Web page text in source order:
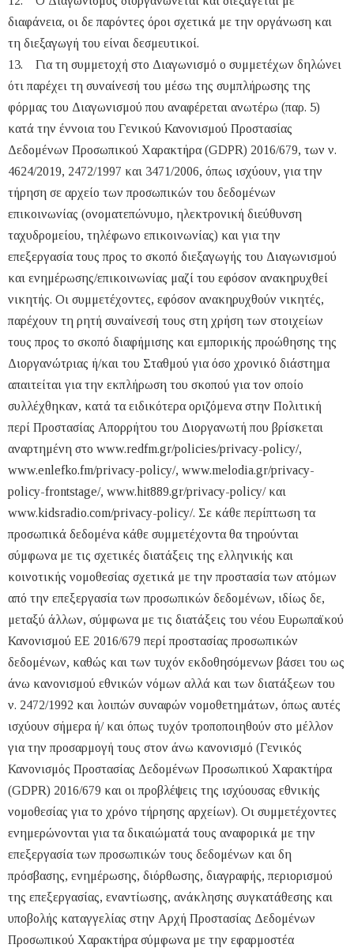
διαφάνεια, οι δε παρόντες όροι σχετικά με την οργάνωση και
τη διεξαγωγή του είναι δεσμευτικοί.
13. Για τη συμμετοχή στο Διαγωνισμό ο συμμετέχων δηλώνει
ότι παρέχει τη συναίνεσή του μέσω της συμπλήρωσης της
φόρμας του Διαγωνισμού που αναφέρεται ανωτέρω (παρ. 5)
κατά την έννοια του Γενικού Κανονισμού Προστασίας
Δεδομένων Προσωπικού Χαρακτήρα (GDPR) 2016/679, των ν.
4624/2019, 2472/1997 και 3471/2006, όπως ισχύουν, για την
τήρηση σε αρχείο των προσωπικών του δεδομένων
επικοινωνίας (ονοματεπώνυμο, ηλεκτρονική διεύθυνση
ταχυδρομείου, τηλέφωνο επικοινωνίας) και για την
επεξεργασία τους προς το σκοπό διεξαγωγής του Διαγωνισμού
και ενημέρωσης/επικοινωνίας μαζί του εφόσον ανακηρυχθεί
νικητής. Οι συμμετέχοντες, εφόσον ανακηρυχθούν νικητές,
παρέχουν τη ρητή συναίνεσή τους στη χρήση των στοιχείων
τους προς το σκοπό διαφήμισης και εμπορικής προώθησης της
Διοργανώτριας ή/και του Σταθμού για όσο χρονικό διάστημα
απαιτείται για την εκπλήρωση του σκοπού για τον οποίο
συλλέχθηκαν, κατά τα ειδικότερα οριζόμενα στην Πολιτική
περί Προστασίας Απορρήτου του Διοργανωτή που βρίσκεται
αναρτημένη στο www.redfm.gr/policies/privacy-policy/,
www.enlefko.fm/privacy-policy/, www.melodia.gr/privacy-
policy-frontstage/, www.hit889.gr/privacy-policy/ και
www.kidsradio.com/privacy-policy/. Σε κάθε περίπτωση τα
προσωπικά δεδομένα κάθε συμμετέχοντα θα τηρούνται
σύμφωνα με τις σχετικές διατάξεις της ελληνικής και
κοινοτικής νομοθεσίας σχετικά με την προστασία των ατόμων
από την επεξεργασία των προσωπικών δεδομένων, ιδίως δε,
μεταξύ άλλων, σύμφωνα με τις διατάξεις του νέου Ευρωπαϊκού
Κανονισμού ΕΕ 2016/679 περί προστασίας προσωπικών
δεδομένων, καθώς και των τυχόν εκδοθησόμενων βάσει του ως
άνω κανονισμού εθνικών νόμων αλλά και των διατάξεων του
ν. 2472/1992 και λοιπών συναφών νομοθετημάτων, όπως αυτές
ισχύουν σήμερα ή/ και όπως τυχόν τροποποιηθούν στο μέλλον
για την προσαρμογή τους στον άνω κανονισμό (Γενικός
Κανονισμός Προστασίας Δεδομένων Προσωπικού Χαρακτήρα
(GDPR) 2016/679 και οι προβλέψεις της ισχύουσας εθνικής
νομοθεσίας για το χρόνο τήρησης αρχείων). Οι συμμετέχοντες
ενημερώνονται για τα δικαιώματά τους αναφορικά με την
επεξεργασία των προσωπικών τους δεδομένων και δη
πρόσβασης, ενημέρωσης, διόρθωσης, διαγραφής, περιορισμού
της επεξεργασίας, εναντίωσης, ανάκλησης συγκατάθεσης και
υποβολής καταγγελίας στην Αρχή Προστασίας Δεδομένων
Προσωπικού Χαρακτήρα σύμφωνα με την εφαρμοστέα